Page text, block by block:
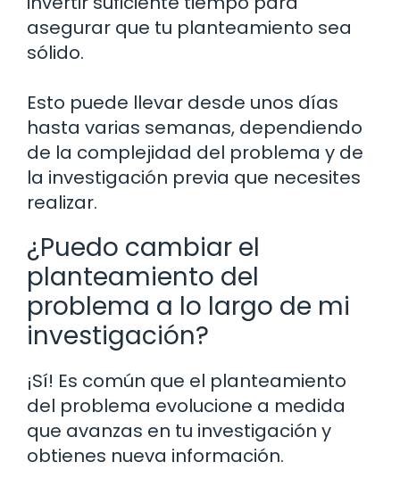
asegurar que tu planteamiento sea
sólido.
Esto puede llevar desde unos días
hasta varias semanas, dependiendo
de la complejidad del problema y de
la investigación previa que necesites
realizar.
¿Puedo cambiar el
planteamiento del
problema a lo largo de mi
investigación?
¡Sí! Es común que el planteamiento
del problema evolucione a medida
que avanzas en tu investigación y
obtienes nueva información.